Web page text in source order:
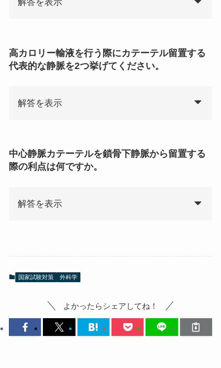
解答を表示
高カロリー輸液を行う際にカテーテル留置する
代表的な静脈を2つ挙げてください。
解答を表示
中心静脈カテーテルを鎖骨下静脈から留置する
際の利点は何ですか。
解答を表示
国家試験対策 外科学
よかったらシェアしてね！